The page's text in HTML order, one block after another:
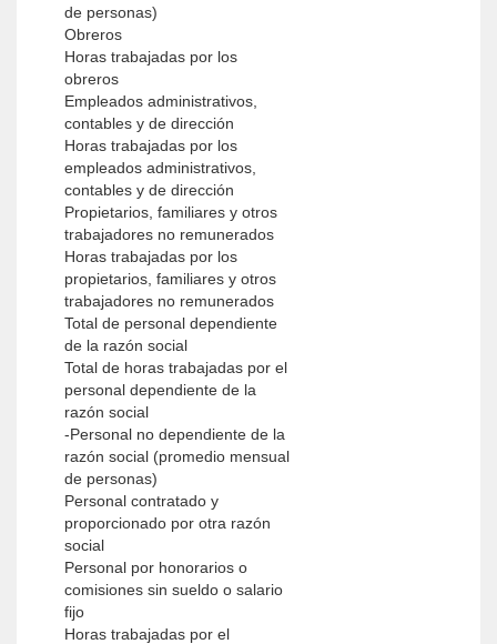
de personas)
Obreros
Horas trabajadas por los
obreros
Empleados administrativos,
contables y de dirección
Horas trabajadas por los
empleados administrativos,
contables y de dirección
Propietarios, familiares y otros
trabajadores no remunerados
Horas trabajadas por los
propietarios, familiares y otros
trabajadores no remunerados
Total de personal dependiente
de la razón social
Total de horas trabajadas por el
personal dependiente de la
razón social
-Personal no dependiente de la
razón social (promedio mensual
de personas)
Personal contratado y
proporcionado por otra razón
social
Personal por honorarios o
comisiones sin sueldo o salario
fijo
Horas trabajadas por el